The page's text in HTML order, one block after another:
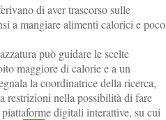
di aver trascorso sulle
a mangiare alimenti calorici e poco
può guidare le scelte
maggiore di calorie e a un
la coordinatrice della ricerca,
restrizioni nella possibilità di fare
digitali interattive, su cui